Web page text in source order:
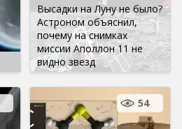
Высадки на Луну не было?
Астроном объяснил,
почему на снимках
миссии Аполлон 11 не
видно звезд
54